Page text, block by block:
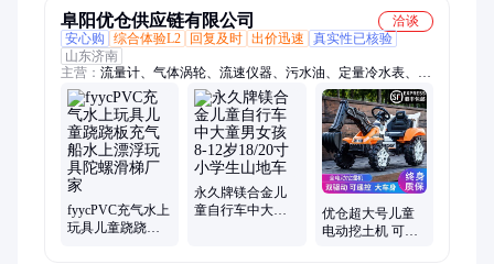
阜阳优仓供应链有限公司
洽谈
安心购
综合体验L2 回复及时 出价迅速
真实性已核验
山东济南
主营： 流量计、气体涡轮、流速仪器、污水油、定量冷水表、
304巴歇尔槽、便携式流量表、超声波流量表、液体流量流速
表、壁表传感器探头
fyycPVC充气水上
玩具儿童跷跷板
永久牌镁合金儿
童自行车中大童
优仓超大号儿童
电动挖土机 可坐